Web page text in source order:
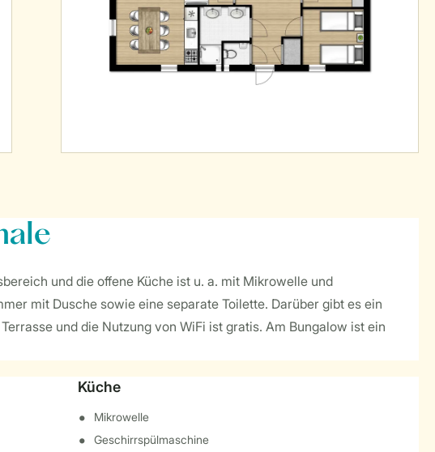
und die offene Küche ist u. a. mit Mikrowelle und
mit Dusche sowie eine separate Toilette. Darüber gibt es ein
und die Nutzung von WiFi ist gratis. Am Bungalow ist ein
Küche
Mikrowelle
Geschirrspülmaschine